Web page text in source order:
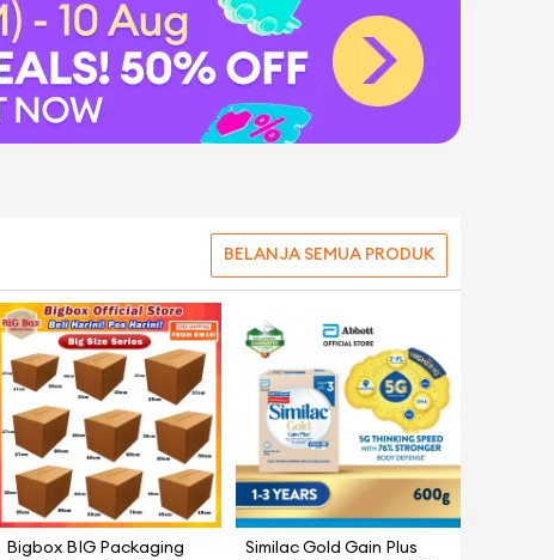
BELANJA SEMUA PRODUK
Bigbox BIG Packaging
Similac Gold Gain Plus